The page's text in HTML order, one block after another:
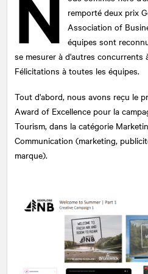
remporté deux prix
Association of
équipes sont
se mesurer à d'autres concurrents
Félicitations à toutes les équipes.
Tout d'abord, nous avons reçu le
Award of Excellence pour la
Tourism, dans la catégorie
Communication (marketing,
marque).